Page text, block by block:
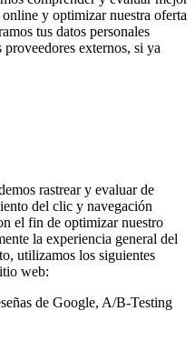
y optimizar nuestra oferta
tus datos personales
externos, si ya
rastrear y evaluar de
del clic y navegación
el fin de optimizar nuestro
la experiencia general del
utilizamos los siguientes
web:
de Google, A/B-Testing